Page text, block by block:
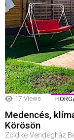
17 Views
Medencés,
Körösön
Zöldike Vendégház